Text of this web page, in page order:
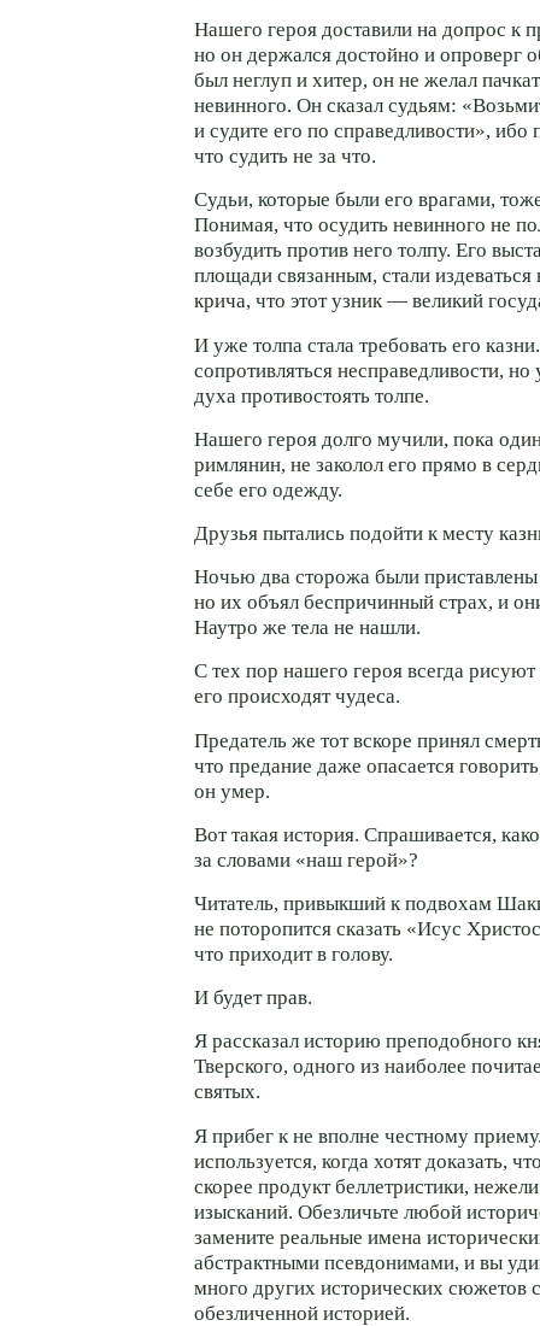
Нашего героя доставили на допрос к
но он держался достойно и опроверг
был неглуп и хитер, он не желал
невинного. Он сказал судьям:
и судите его по справедливости», ибо
что судить не за что.
Судьи, которые были его врагами,
Понимая, что осудить невинного не
возбудить против него толпу. Его
площади связанным, стали издеваться
крича, что этот узник — великий
И уже толпа стала требовать его
сопротивляться несправедливости, но
духа противостоять толпе.
Нашего героя долго мучили, пока
римлянин, не заколол его прямо в
себе его одежду.
Друзья пытались подойти к месту
Ночью два сторожа были приставлены
но их объял беспричинный страх, и
Наутро же тела не нашли.
С тех пор нашего героя всегда
его происходят чудеса.
Предатель же тот вскоре принял
что предание даже опасается
он умер.
Вот такая история. Спрашивается,
за словами «наш герой»?
Читатель, привыкший к подвохам
не поторопится сказать «Исус
что приходит в голову.
И будет прав.
Я рассказал историю преподобного
Тверского, одного из наиболее
святых.
Я прибег к не вполне честному
используется, когда хотят доказать,
скорее продукт беллетристики,
изысканий. Обезличьте любой
замените реальные имена
абстрактными псевдонимами, и вы
много других исторических сюжетов
обезличенной историей.